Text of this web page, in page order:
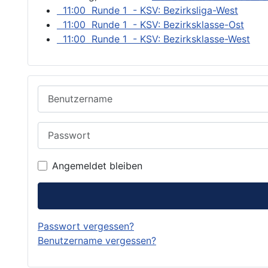
11:00 Runde 1 - KSV: Bezirksliga-West
11:00 Runde 1 - KSV: Bezirksklasse-Ost
11:00 Runde 1 - KSV: Bezirksklasse-West
Angemeldet bleiben
Passwort vergessen?
Benutzername vergessen?